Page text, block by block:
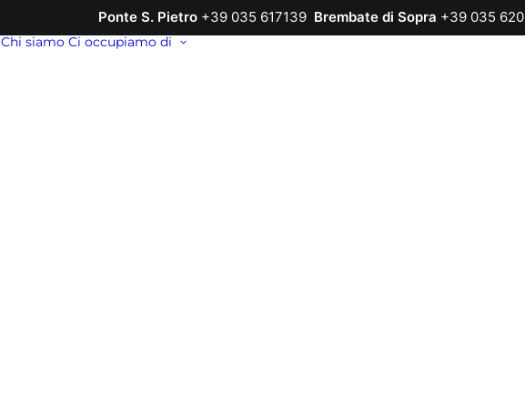
Ponte S. Pietro +39 035 617139 Brembate di Sopra +39 035
Chi siamo Ci occupiamo di